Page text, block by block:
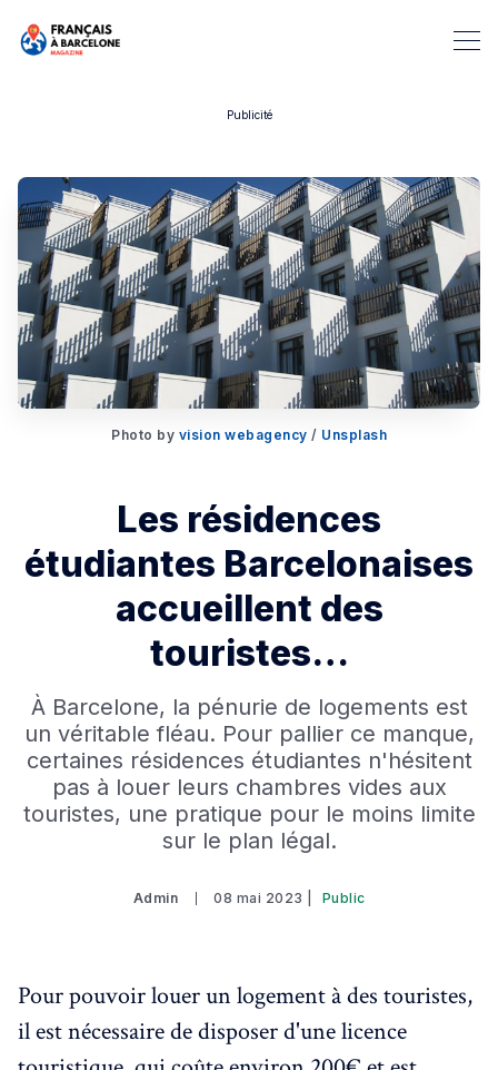
Rechercher dans Français à
Publicité
Photo by vision webagency / Unsplash
Les résidences
étudiantes Barcelonaises
accueillent des
touristes…
À Barcelone, la pénurie de logements est
un véritable fléau. Pour pallier ce manque,
certaines résidences étudiantes n'hésitent
pas à louer leurs chambres vides aux
touristes, une pratique pour le moins limite
sur le plan légal.
Admin 08 mai 2023 | Public
Pour pouvoir louer un logement à des touristes,
il est nécessaire de disposer d'une licence